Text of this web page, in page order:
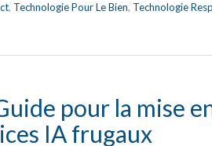
, Technologie Pour Le Bien, Technologie
pour la mise
IA frugaux